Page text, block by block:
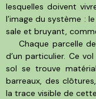
lesquelles doivent
l’image du système :
sale et bruyant,
Chaque parcelle
d’un particulier. Ce
sol se trouve
barreaux, des
la trace visible de